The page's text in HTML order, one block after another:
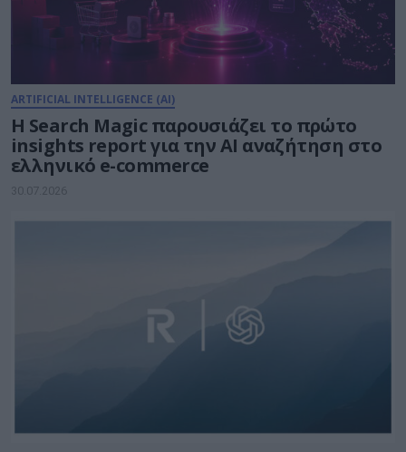
ARTIFICIAL INTELLIGENCE (AI)
Η Search Magic παρουσιάζει το πρώτο
insights report για την AI αναζήτηση στο
ελληνικό e-commerce
30.07.2026